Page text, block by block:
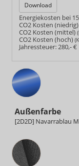
Download
Energiekosten bei
CO2 Kosten (niedrig)
CO2 Kosten (mittel)
CO2 Kosten (hoch)
Jahressteuer:280,- €
Außenfarbe
[2D2D] Navarrablau
Innenausstattung